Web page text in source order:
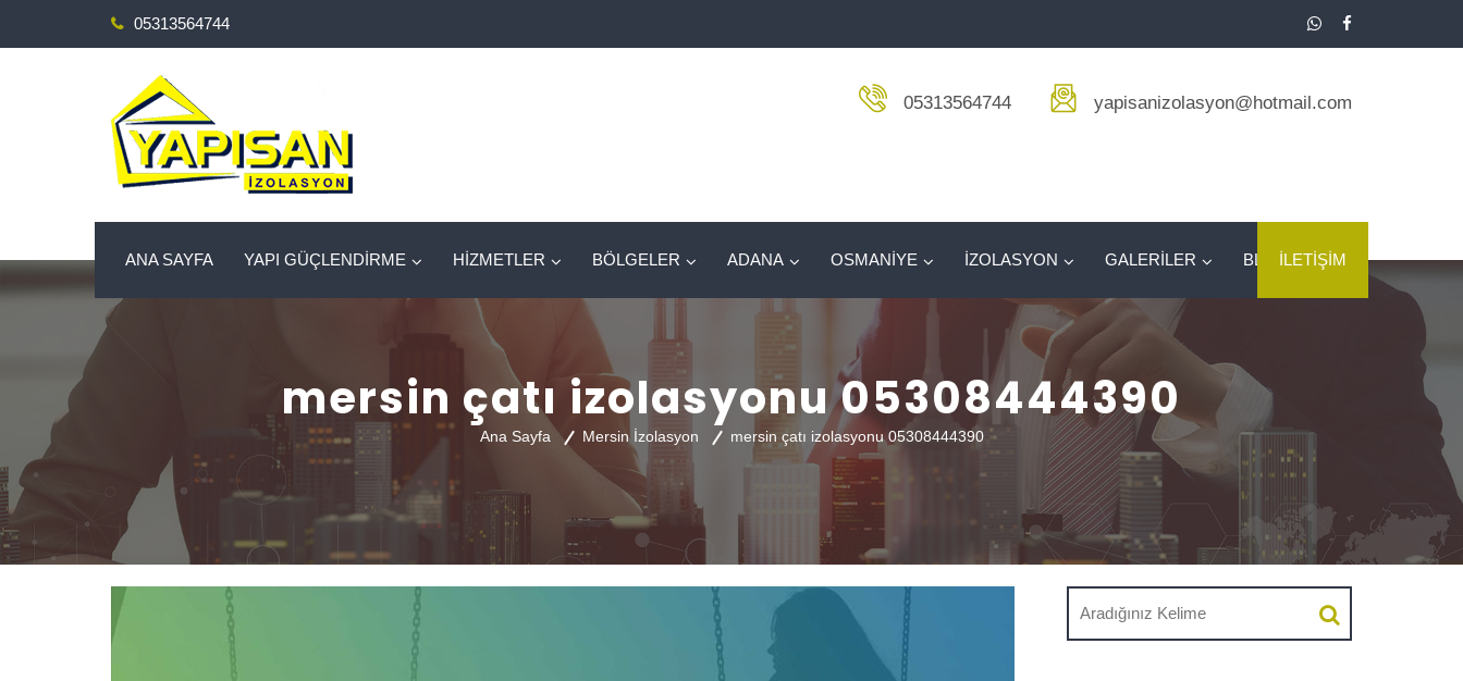
05313564744
05313564744 yapisanizolasyon@hotmail.com
ANA SAYFA YAPI GÜÇLENDİRME HİZMETLER BÖLGELER ADANA OSMANİYE İZOLASYON GALERİLER BLOGİLETİŞİM
mersin çatı izolasyonu 05308444390
Ana Sayfa Mersin İzolasyon mersin çatı izolasyonu 05308444390